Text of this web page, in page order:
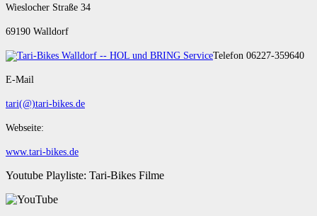
Wieslocher Straße 34
69190 Walldorf
Telefon 06227-359640
E-Mail
tari(@)tari-bikes.de
Webseite:
www.tari-bikes.de
Youtube Playliste: Tari-Bikes Filme